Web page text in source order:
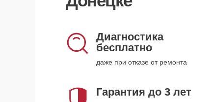
Диагностика
бесплатно
даже при отказе от ремонта
Гарантия до 3 лет